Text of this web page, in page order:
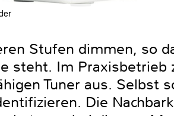
Stufen dimmen, so
steht. Im Praxisbetrieb
Tuner aus. Selbst
Die